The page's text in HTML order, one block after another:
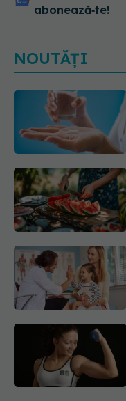
abonează‑te!
NOUTĂȚI